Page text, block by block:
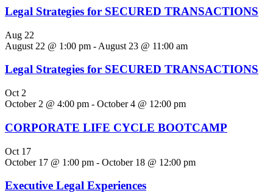
Legal Strategies for SECURED TRANSACTIONS
Aug 22
August 22 @ 1:00 pm - August 23 @ 11:00 am
Legal Strategies for SECURED TRANSACTIONS
Oct 2
October 2 @ 4:00 pm - October 4 @ 12:00 pm
CORPORATE LIFE CYCLE BOOTCAMP
Oct 17
October 17 @ 1:00 pm - October 18 @ 12:00 pm
Executive Legal Experiences